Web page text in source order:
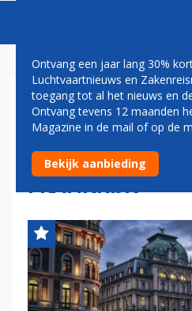
ORANJE
TSJECHIË,
INNSBRUCK EN
FRANKRIJK
Ontvang een jaar lang 30%
Luchtvaartnieuws en
toegang tot al het nieuws en
Ontvang tevens 12 maanden
Magazine in de mail of op de
Bekijk aanbieding